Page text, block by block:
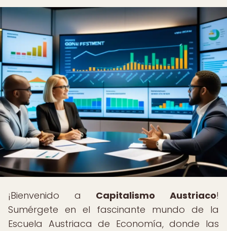
¡Bienvenido a Capitalismo Austriaco!
Sumérgete en el fascinante mundo de la
Escuela Austriaca de Economía, donde las